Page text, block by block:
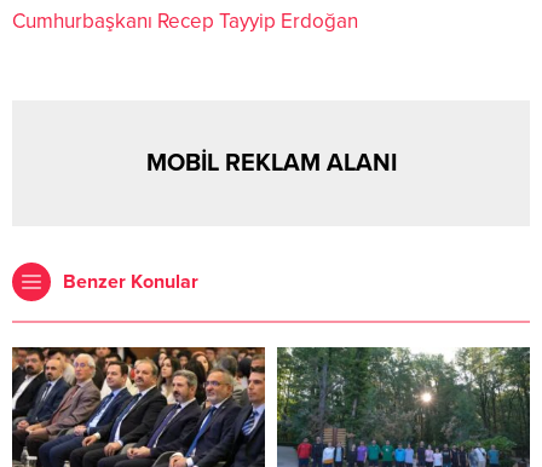
Cumhurbaşkanı Recep Tayyip Erdoğan
MOBİL REKLAM ALANI
Benzer Konular